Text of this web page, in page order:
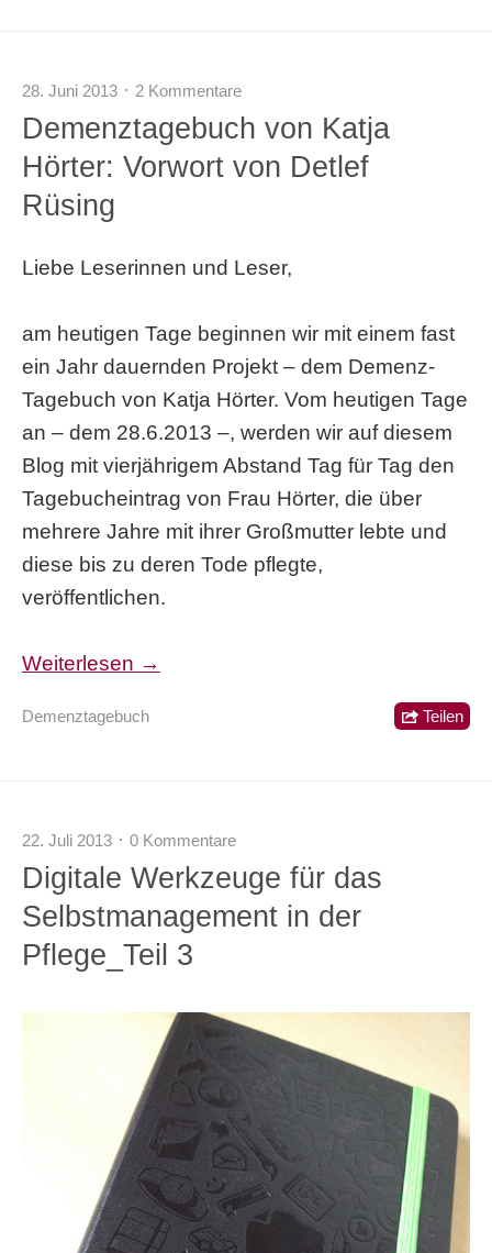
28. Juni 2013 2 Kommentare
Demenztagebuch von Katja
Hörter: Vorwort von Detlef
Rüsing
Liebe Leserinnen und Leser,
am heutigen Tage beginnen wir mit einem fast
ein Jahr dauernden Projekt – dem Demenz-
Tagebuch von Katja Hörter. Vom heutigen Tage
an – dem 28.6.2013 –, werden wir auf diesem
Blog mit vierjährigem Abstand Tag für Tag den
Tagebucheintrag von Frau Hörter, die über
mehrere Jahre mit ihrer Großmutter lebte und
diese bis zu deren Tode pflegte,
veröffentlichen.
Weiterlesen →
Demenztagebuch Teilen
22. Juli 2013 0 Kommentare
Digitale Werkzeuge für das
Selbstmanagement in der
Pflege_Teil 3